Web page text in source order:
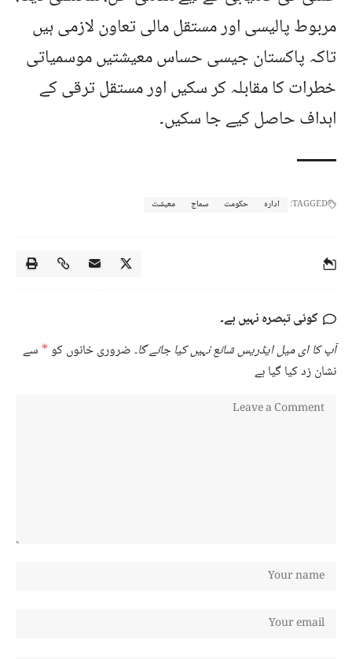
مربوط پالیسی اور مستقل مالی تعاون لازمی ہیں
تاکہ پاکستان جیسی حساس معیشتیں موسمیاتی
خطرات کا مقابلہ کر سکیں اور مستقل ترقی کے
اہداف حاصل کیے جا سکیں۔
TAGGED: ادارہ حکومت سماج معیشت
کوئی تبصرہ نہیں ہے۔
آپ کا ای میل ایڈریس شائع نہیں کیا جائے گا۔ضروری خانوں کو* سے
نشان زد کیا گیا ہے